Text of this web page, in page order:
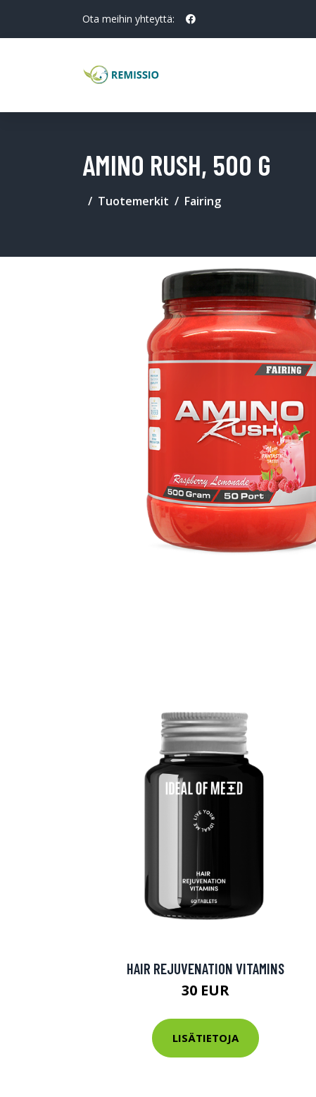
Ota meihin yhteyttä:
AMINO RUSH, 500 G
Tuotemerkit Fairing
HAIR REJUVENATION VITAMINS
30 EUR
LISÄTIETOJA